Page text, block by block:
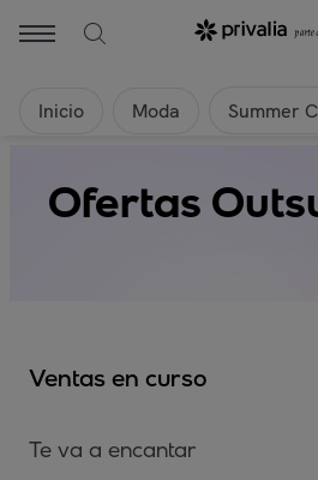
Inicio Moda Summer
Ofertas
Ventas en curso
Te va a encantar